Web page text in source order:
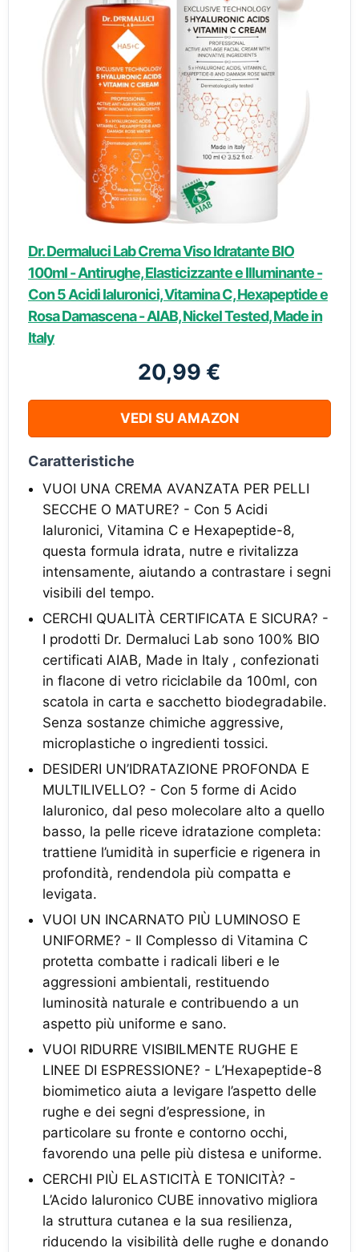
Dr. Dermaluci Lab Crema Viso Idratante BIO
100ml - Antirughe, Elasticizzante e Illuminante -
Con 5 Acidi Ialuronici, Vitamina C, Hexapeptide e
Rosa Damascena - AIAB, Nickel Tested, Made in
Italy
20,99 €
VEDI SU AMAZON
Caratteristiche
VUOI UNA CREMA AVANZATA PER PELLI
SECCHE O MATURE? - Con 5 Acidi
Ialuronici, Vitamina C e Hexapeptide-8,
questa formula idrata, nutre e rivitalizza
intensamente, aiutando a contrastare i segni
visibili del tempo.
CERCHI QUALITÀ CERTIFICATA E SICURA? -
I prodotti Dr. Dermaluci Lab sono 100% BIO
certificati AIAB, Made in Italy , confezionati
in flacone di vetro riciclabile da 100ml, con
scatola in carta e sacchetto biodegradabile.
Senza sostanze chimiche aggressive,
microplastiche o ingredienti tossici.
DESIDERI UN’IDRATAZIONE PROFONDA E
MULTILIVELLO? - Con 5 forme di Acido
Ialuronico, dal peso molecolare alto a quello
basso, la pelle riceve idratazione completa:
trattiene l’umidità in superficie e rigenera in
profondità, rendendola più compatta e
levigata.
VUOI UN INCARNATO PIÙ LUMINOSO E
UNIFORME? - Il Complesso di Vitamina C
protetta combatte i radicali liberi e le
aggressioni ambientali, restituendo
luminosità naturale e contribuendo a un
aspetto più uniforme e sano.
VUOI RIDURRE VISIBILMENTE RUGHE E
LINEE DI ESPRESSIONE? - L’Hexapeptide-8
biomimetico aiuta a levigare l’aspetto delle
rughe e dei segni d’espressione, in
particolare su fronte e contorno occhi,
favorendo una pelle più distesa e uniforme.
CERCHI PIÙ ELASTICITÀ E TONICITÀ? -
L’Acido Ialuronico CUBE innovativo migliora
la struttura cutanea e la sua resilienza,
riducendo la visibilità delle rughe e donando